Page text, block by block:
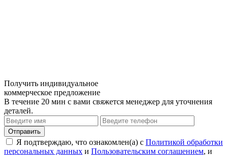
Получить индивидуальное
коммерческое предложение
В течение 20 мин с вами свяжется менеджер для уточнения
деталей.
Я подтверждаю, что ознакомлен(а) с Политикой обработки
персональных данных и Пользовательским соглашением, и